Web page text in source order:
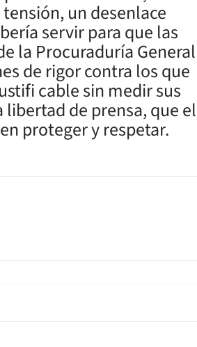
un desenlace
servir para que las
la Procuraduría General
de rigor contra los que
cable sin medir sus
de prensa, que el
proteger y respetar.